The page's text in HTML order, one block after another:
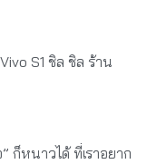
S1 ชิล ชิล ร้าน
ก็หนาวได้ ที่เราอยาก